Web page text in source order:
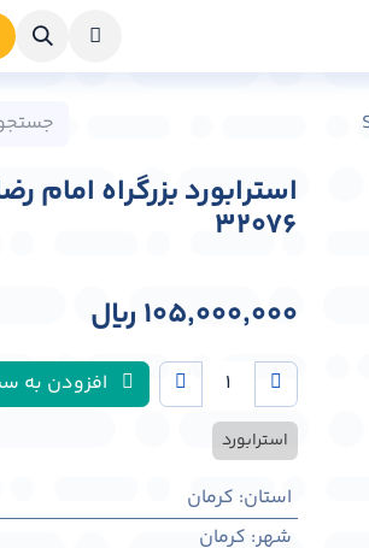
32076
105,000,000 ﷼
افزودن به
استرابورد
استان: کرمان
شهر: كرمان